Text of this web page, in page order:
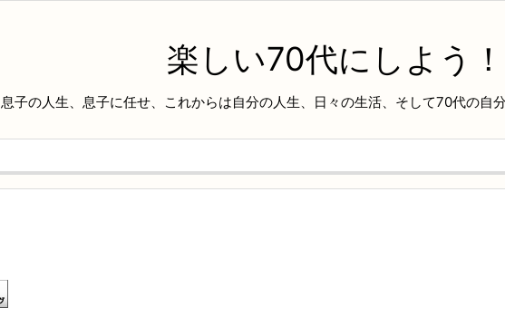
楽しい70代にしよう！
息子の人生、息子に任せ、これからは自分の人生、日々の生活、そして70代の自